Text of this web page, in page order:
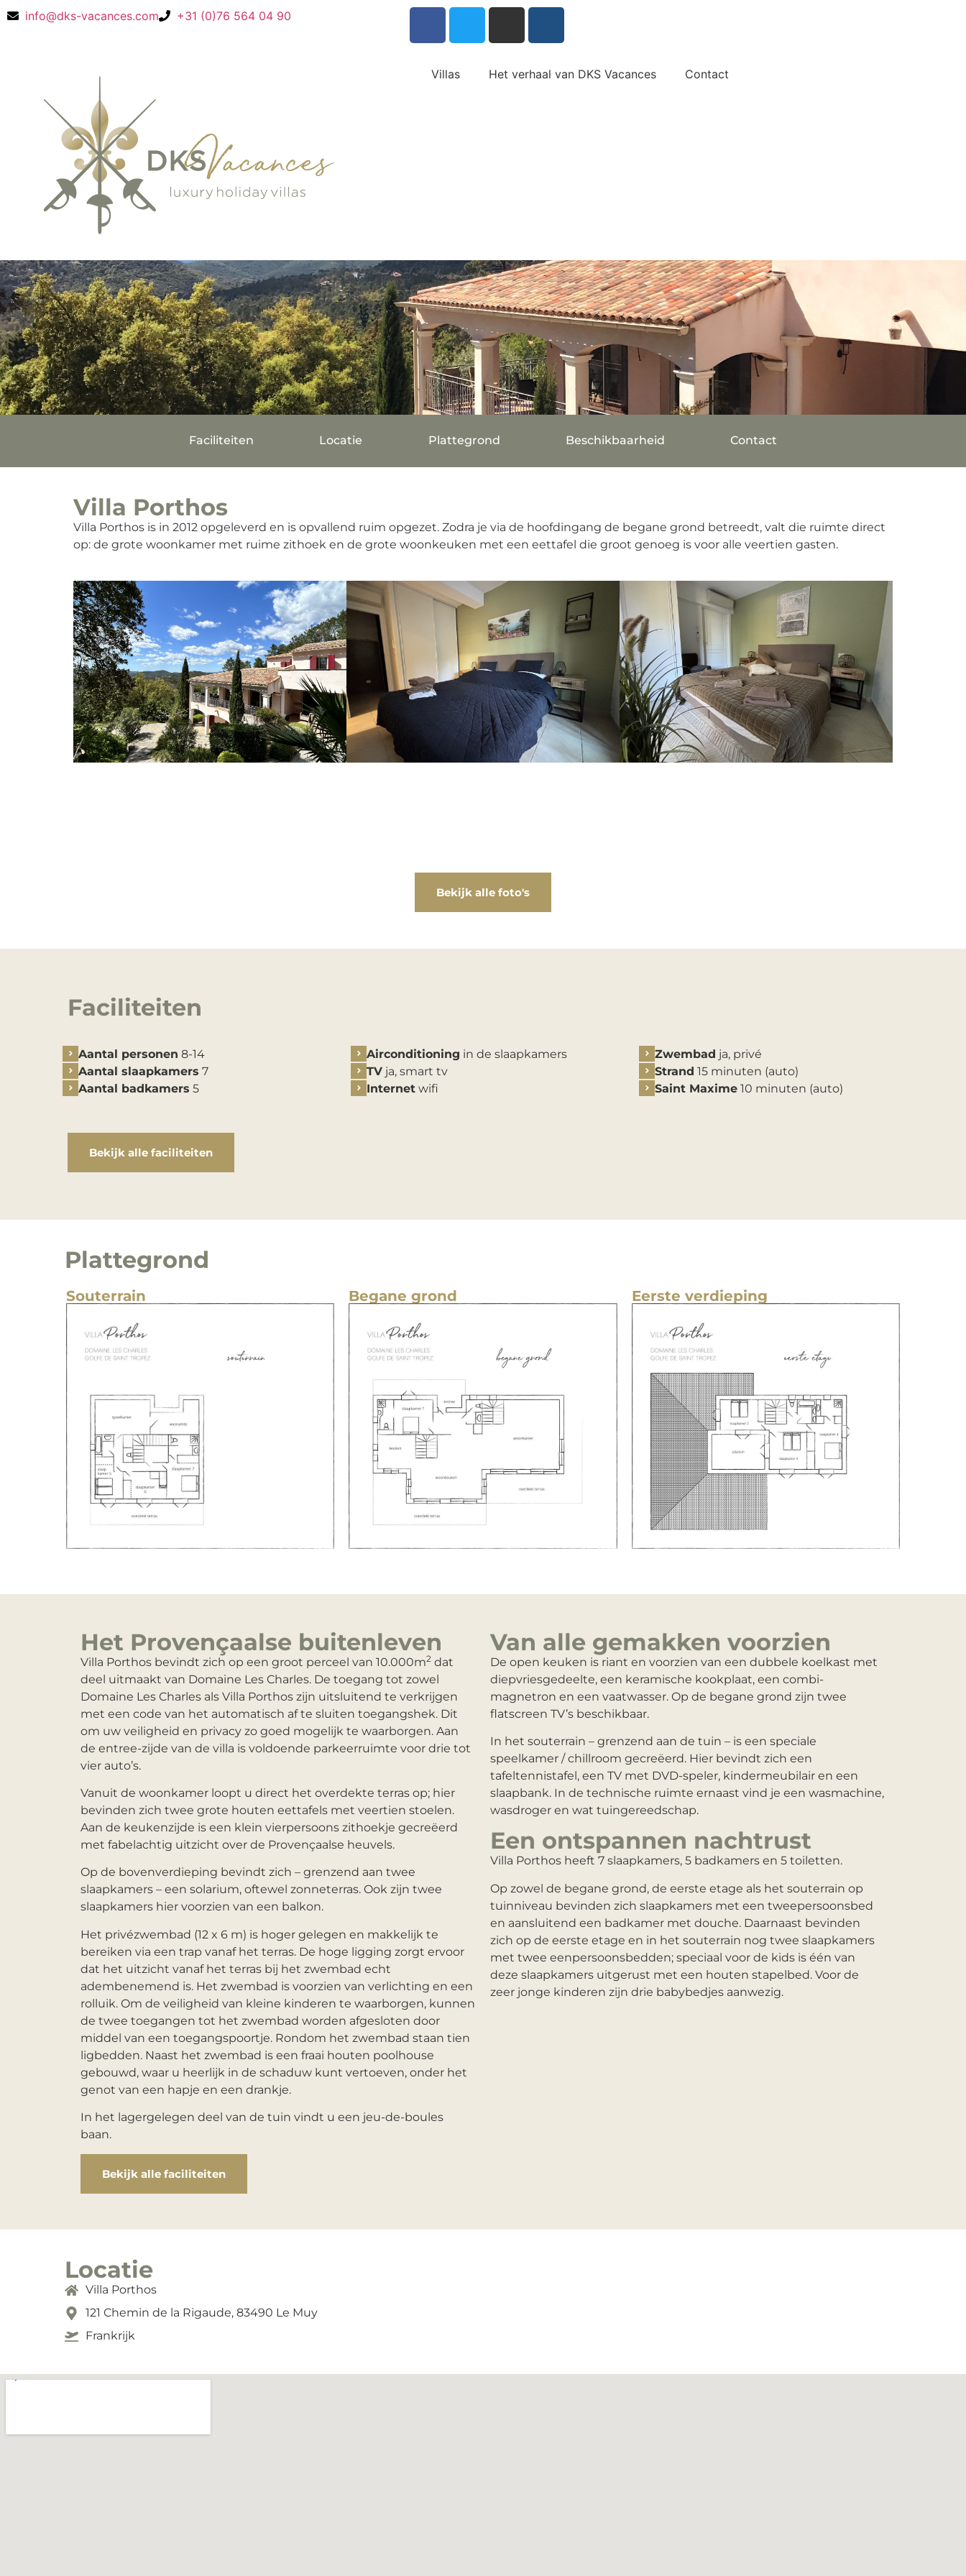
info@dks-vacances.com +31 (0)76 564 04 90
Villas Het verhaal van DKS Vacances Contact
Faciliteiten Locatie Plattegrond Beschikbaarheid Contact
Villa Porthos
Villa Porthos is in 2012 opgeleverd en is opvallend ruim opgezet. Zodra je via de hoofdingang de begane grond betreedt, valt die ruimte direct
op: de grote woonkamer met ruime zithoek en de grote woonkeuken met een eettafel die groot genoeg is voor alle veertien gasten.
Bekijk alle foto's
Faciliteiten
Aantal personen 8-14
Aantal slaapkamers 7
Aantal badkamers 5
Airconditioning in de slaapkamers
TV ja, smart tv
Internet wifi
Zwembad ja, privé
Strand 15 minuten (auto)
Saint Maxime 10 minuten (auto)
Bekijk alle faciliteiten
Plattegrond
Souterrain Begane grond Eerste verdieping
Het Provençaalse buitenleven
Villa Porthos bevindt zich op een groot perceel van 10.000m2 dat
deel uitmaakt van Domaine Les Charles. De toegang tot zowel
Domaine Les Charles als Villa Porthos zijn uitsluitend te verkrijgen
met een code van het automatisch af te sluiten toegangshek. Dit
om uw veiligheid en privacy zo goed mogelijk te waarborgen. Aan
de entree-zijde van de villa is voldoende parkeerruimte voor drie tot
vier auto’s.
Vanuit de woonkamer loopt u direct het overdekte terras op; hier
bevinden zich twee grote houten eettafels met veertien stoelen.
Aan de keukenzijde is een klein vierpersoons zithoekje gecreëerd
met fabelachtig uitzicht over de Provençaalse heuvels.
Op de bovenverdieping bevindt zich – grenzend aan twee
slaapkamers – een solarium, oftewel zonneterras. Ook zijn twee
slaapkamers hier voorzien van een balkon.
Het privézwembad (12 x 6 m) is hoger gelegen en makkelijk te
bereiken via een trap vanaf het terras. De hoge ligging zorgt ervoor
dat het uitzicht vanaf het terras bij het zwembad echt
adembenemend is. Het zwembad is voorzien van verlichting en een
rolluik. Om de veiligheid van kleine kinderen te waarborgen, kunnen
de twee toegangen tot het zwembad worden afgesloten door
middel van een toegangspoortje. Rondom het zwembad staan tien
ligbedden. Naast het zwembad is een fraai houten poolhouse
gebouwd, waar u heerlijk in de schaduw kunt vertoeven, onder het
genot van een hapje en een drankje.
In het lagergelegen deel van de tuin vindt u een jeu-de-boules
baan.
Bekijk alle faciliteiten
Van alle gemakken voorzien
De open keuken is riant en voorzien van een dubbele koelkast met
diepvriesgedeelte, een keramische kookplaat, een combi-
magnetron en een vaatwasser. Op de begane grond zijn twee
flatscreen TV’s beschikbaar.
In het souterrain – grenzend aan de tuin – is een speciale
speelkamer / chillroom gecreëerd. Hier bevindt zich een
tafeltennistafel, een TV met DVD-speler, kindermeubilair en een
slaapbank. In de technische ruimte ernaast vind je een wasmachine,
wasdroger en wat tuingereedschap.
Een ontspannen nachtrust
Villa Porthos heeft 7 slaapkamers, 5 badkamers en 5 toiletten.
Op zowel de begane grond, de eerste etage als het souterrain op
tuinniveau bevinden zich slaapkamers met een tweepersoonsbed
en aansluitend een badkamer met douche. Daarnaast bevinden
zich op de eerste etage en in het souterrain nog twee slaapkamers
met twee eenpersoonsbedden; speciaal voor de kids is één van
deze slaapkamers uitgerust met een houten stapelbed. Voor de
zeer jonge kinderen zijn drie babybedjes aanwezig.
Locatie
Villa Porthos
121 Chemin de la Rigaude, 83490 Le Muy
Frankrijk